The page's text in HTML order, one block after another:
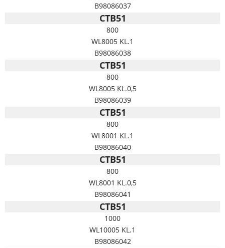
B98086037
CTB51
800
WL8005 KL.1
B98086038
CTB51
800
WL8005 KL.0,5
B98086039
CTB51
800
WL8001 KL.1
B98086040
CTB51
800
WL8001 KL.0,5
B98086041
CTB51
1000
WL10005 KL.1
B98086042